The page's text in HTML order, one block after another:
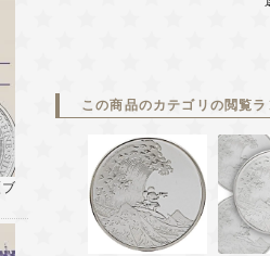
この商品のカテゴリの閲覧